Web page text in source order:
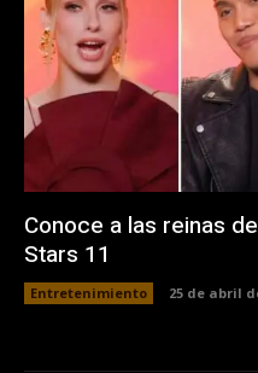
Conoce a las reinas
Stars 11
Entretenimiento 25 de abril